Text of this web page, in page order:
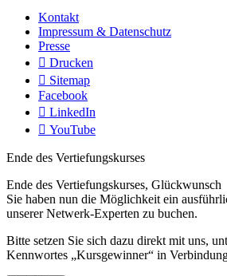
Kontakt
Impressum & Datenschutz
Presse
Drucken
Sitemap
Facebook
LinkedIn
YouTube
Ende des Vertiefungskurses
Ende des Vertiefungskurses, Glückwunsch
Sie haben nun die Möglichkeit ein
unserer Netwerk-Experten zu buchen.
Bitte setzen Sie sich dazu direkt mit uns,
Kennwortes „Kursgewinner“ in